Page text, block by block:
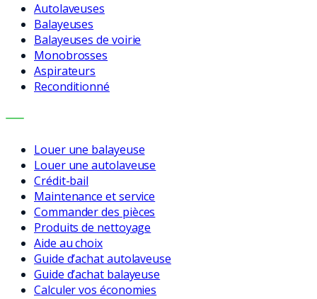
Autolaveuses
Balayeuses
Balayeuses de voirie
Monobrosses
Aspirateurs
Reconditionné
SERVICES
Louer une balayeuse
Louer une autolaveuse
Crédit-bail
Maintenance et service
Commander des pièces
Produits de nettoyage
Aide au choix
Guide d’achat autolaveuse
Guide d’achat balayeuse
Calculer vos économies